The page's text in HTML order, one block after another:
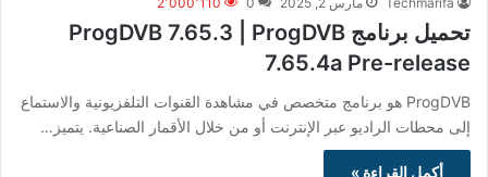
تحميل برنامج ProgDVB 7.65.3 | ProgDVB
7.65.4a Pre-release
ProgDVB هو برنامج متخصص في مشاهدة القنوات التلفزيونية والاستماع
إلى محطات الراديو عبر الإنترنت أو من خلال الأقمار الصناعية. يتميز…
أكمل القراءة »